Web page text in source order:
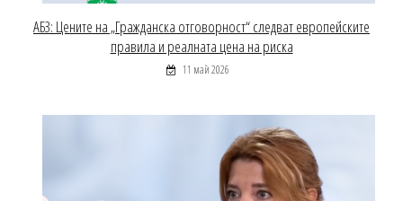
АБЗ: Цените на „Гражданска отговорност“ следват европейските
правила и реалната цена на риска
11 май 2026